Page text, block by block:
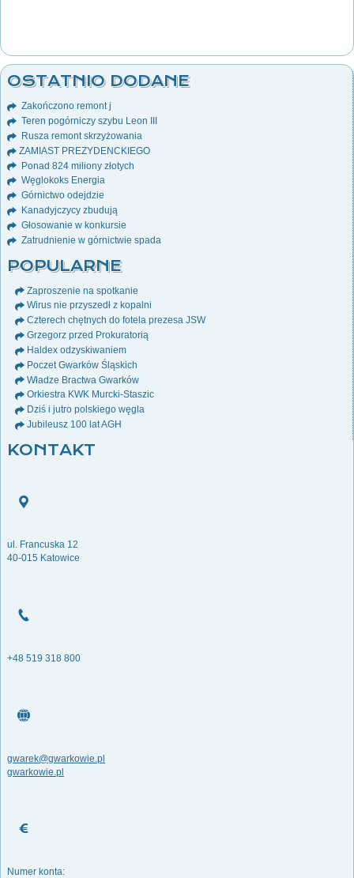
OSTATNIO DODANE
Zakończono remont j
Teren pogórniczy szybu Leon III
Rusza remont skrzyżowania
ZAMIAST PREZYDENCKIEGO
Ponad 824 miliony złotych
Węglokoks Energia
Górnictwo odejdzie
Kanadyjczycy zbudują
Głosowanie w konkursie
Zatrudnienie w górnictwie spada
POPULARNE
Zaproszenie na spotkanie
Wirus nie przyszedł z kopalni
Czterech chętnych do fotela prezesa JSW
Grzegorz przed Prokuratorią
Haldex odzyskiwaniem
Poczet Gwarków Śląskich
Władze Bractwa Gwarków
Orkiestra KWK Murcki-Staszic
Dziś i jutro polskiego węgla
Jubileusz 100 lat AGH
KONTAKT
ul. Francuska 12
40-015 Katowice
+48 519 318 800
gwarek@gwarkowie.pl
gwarkowie.pl
Numer konta: